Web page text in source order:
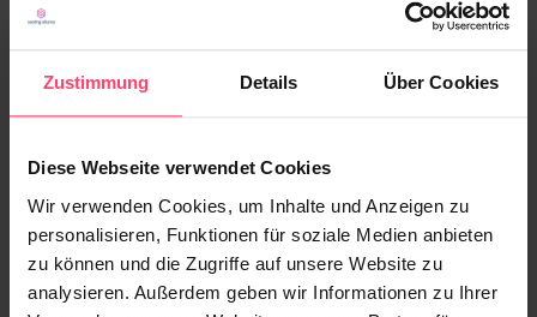
Zustimmung Details Über Cookies
Diese Webseite verwendet Cookies
Wir verwenden Cookies, um Inhalte und Anzeigen zu
personalisieren, Funktionen für soziale Medien anbieten
zu können und die Zugriffe auf unsere Website zu
analysieren. Außerdem geben wir Informationen zu Ihrer
Native Advertising informiert – und kann
Advertorial vs. Native Advertising: Wo liegt
der Unterschied – und welches Format
passt zu Ihrem Ziel?
25. OKTOBER 2021